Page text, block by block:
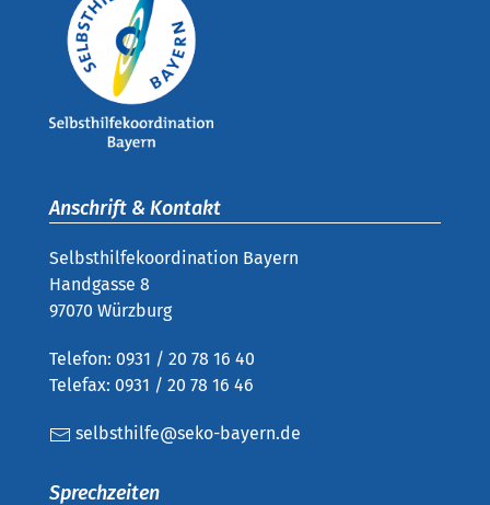
Anschrift & Kontakt
Selbsthilfekoordination Bayern
Handgasse 8
97070 Würzburg
Telefon: 0931 / 20 78 16 40
Telefax: 0931 / 20 78 16 46
selbsthilfe@seko-bayern.de
Sprechzeiten